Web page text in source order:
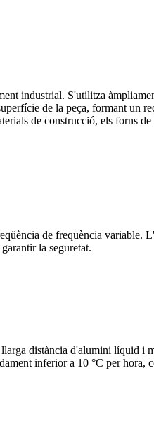
industrial. S'utilitza
de la peça, formant un
de construcció, els forns
de freqüència variable.
la seguretat.
llarga distància d'alumini líquid
inferior a 10 °C per hora,